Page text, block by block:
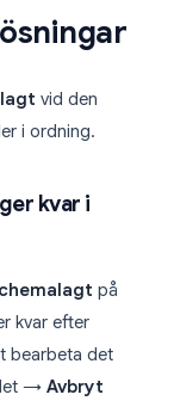
vid den
i ordning.
kvar i
på
kvar efter
bearbeta det
→ Avbryt